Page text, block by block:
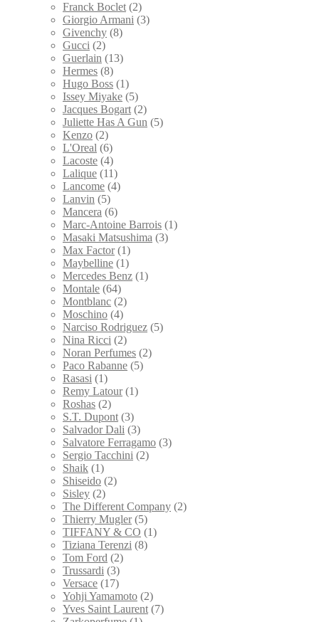
Franck Boclet (2)
Giorgio Armani (3)
Givenchy (8)
Gucci (2)
Guerlain (13)
Hermes (8)
Hugo Boss (1)
Issey Miyake (5)
Jacques Bogart (2)
Juliette Has A Gun (5)
Kenzo (2)
L'Oreal (6)
Lacoste (4)
Lalique (11)
Lancome (4)
Lanvin (5)
Mancera (6)
Marc-Antoine Barrois (1)
Masaki Matsushima (3)
Max Factor (1)
Maybelline (1)
Mercedes Benz (1)
Montale (64)
Montblanc (2)
Moschino (4)
Narciso Rodriguez (5)
Nina Ricci (2)
Noran Perfumes (2)
Paco Rabanne (5)
Rasasi (1)
Remy Latour (1)
Roshas (2)
S.T. Dupont (3)
Salvador Dali (3)
Salvatore Ferragamo (3)
Sergio Tacchini (2)
Shaik (1)
Shiseido (2)
Sisley (2)
The Different Company (2)
Thierry Mugler (5)
TIFFANY & CO (1)
Tiziana Terenzi (8)
Tom Ford (2)
Trussardi (3)
Versace (17)
Yohji Yamamoto (2)
Yves Saint Laurent (7)